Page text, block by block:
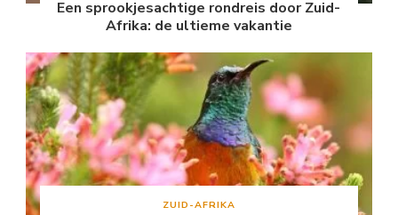
Een sprookjesachtige rondreis door Zuid-
Afrika: de ultieme vakantie
ZUID-AFRIKA